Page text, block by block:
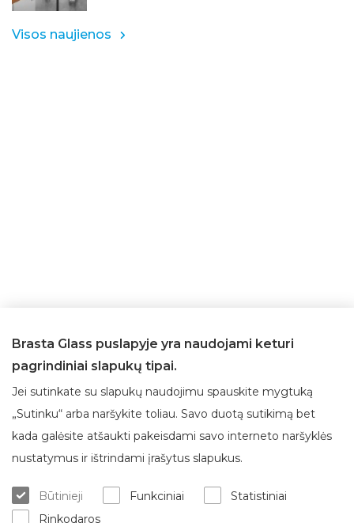
Visos naujienos
Apie Brasta Glass
Apie mus
Klientų aptarnavimas
Matavimas/konsultacija
Brasta Glass puslapyje yra naudojami keturi
pagrindiniai slapukų tipai.
Jei sutinkate su slapukų naudojimu spauskite mygtuką
„Sutinku“ arba naršykite toliau. Savo duotą sutikimą bet
kada galėsite atšaukti pakeisdami savo interneto naršyklės
nustatymus ir ištrindami įrašytus slapukus.
Būtinieji Funkciniai
Statistiniai
Rinkodaros